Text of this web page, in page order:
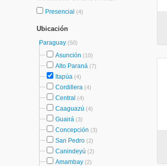
Presencial (4)
Ubicación
Paraguay (50)
Asunción (10)
Alto Paraná (7)
Itapúa (4)
Cordillera (4)
Central (4)
Caaguazú (4)
Guairá (3)
Concepción (3)
San Pedro (2)
Canindeyú (2)
Amambay (2)